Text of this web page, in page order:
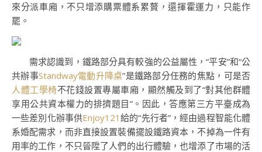
來分派車廂，不只增添購票體系累贅，還揮霍運力，只能作
罷。
需求認識到，鐵路部分具有較強的公益屬性，“平安”和“公
共辦事Standway電動升降桌”是鐵路部分任務的焦點，可是否
人體工學椅不花錢設置專屬車廂，顯然觸及到了“對其他群體
享用公共資本權力的排擠題目”。因此，答應第三方平臺成為
一些差別化辦事供Enjoy121 給的“先行者”，經由過程智能化體
系婚配需求，而非直接設置裝備擺設鐵路資本，不掉為一件有
用率的工作，不只晉陞了人們的出行體驗，也增添了市場的活